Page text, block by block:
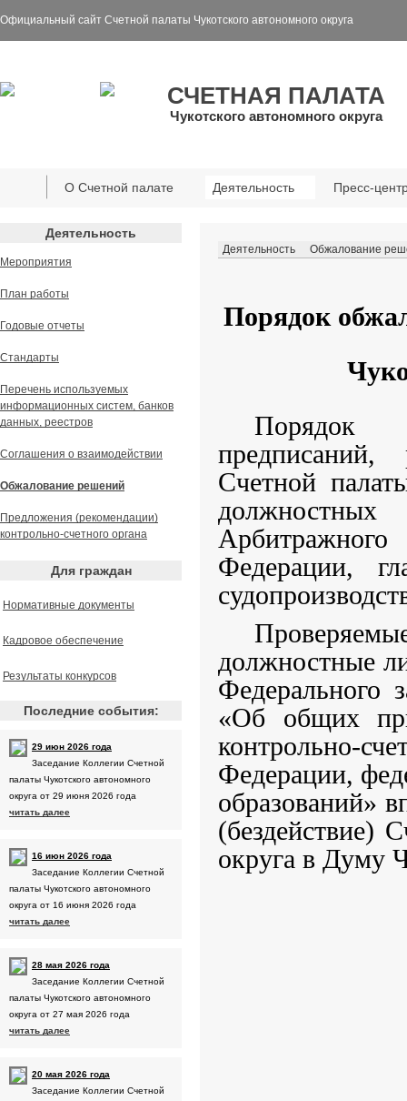
Официальный сайт Счетной палаты Чукотского автономного округа
СЧЕТНАЯ ПАЛАТА
Чукотского автономного округа
О Счетной палате Деятельность Пресс-
Деятельность
Мероприятия
План работы
Годовые отчеты
Стандарты
Перечень используемых
информационных систем, банков
данных, реестров
Соглашения о взаимодействии
Обжалование решений
Предложения (рекомендации)
контрольно-счетного органа
Для граждан
Нормативные документы
Кадровое обеспечение
Результаты конкурсов
Последние события:
29 июн 2026 года
Заседание Коллегии Счетной
палаты Чукотского автономного
округа от 29 июня 2026 года
читать далее
16 июн 2026 года
Заседание Коллегии Счетной
палаты Чукотского автономного
округа от 16 июня 2026 года
читать далее
28 мая 2026 года
Заседание Коллегии Счетной
палаты Чукотского автономного
округа от 27 мая 2026 года
читать далее
20 мая 2026 года
Заседание Коллегии Счетной
Деятельность Обжалование
Порядок
Порядок
Счетной
Арбитражного
Федерации,
должностные
Федерального
«Об общих
контрольно-
Федерации,
образований»
(бездействие)
округа в Думу